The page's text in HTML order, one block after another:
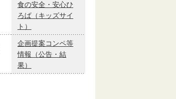
食の安全・安心ひ
ろば（キッズサイ
ト）
企画提案コンペ等
情報（公告・結
果）